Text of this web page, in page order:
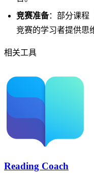
竞赛准备：部分课程
竞赛的学习者提供思
相关工具
Reading Coach